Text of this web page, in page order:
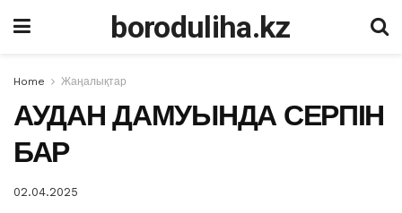
boroduliha.kz
Home Жаңалықтар
АУДАН ДАМУЫНДА СЕРПІН
БАР
02.04.2025